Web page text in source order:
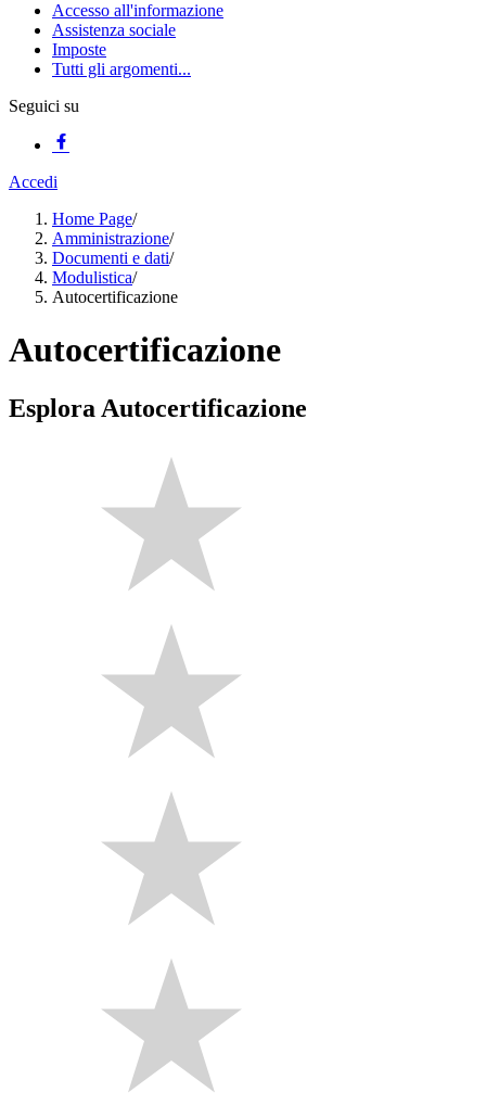
Accesso all'informazione
Assistenza sociale
Imposte
Tutti gli argomenti...
Seguici su
Accedi
Home Page/
Amministrazione/
Documenti e dati/
Modulistica/
Autocertificazione
Autocertificazione
Esplora Autocertificazione